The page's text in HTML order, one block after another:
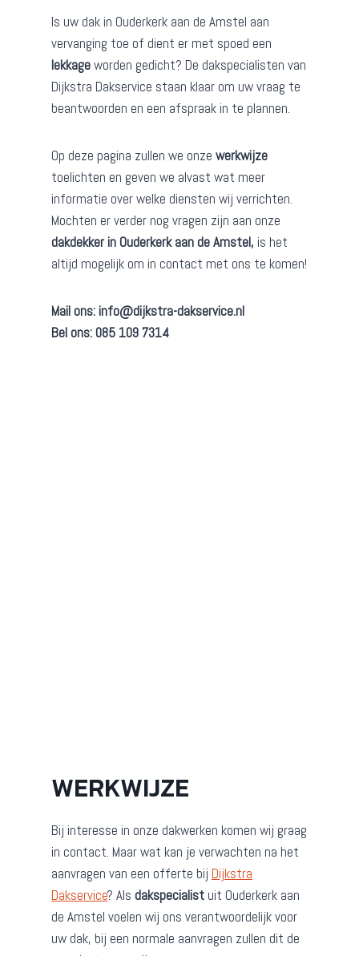
Is uw dak in Ouderkerk aan de Amstel aan
vervanging toe of dient er met spoed een
lekkageworden gedicht? De dakspecialisten van
Dijkstra Dakservice staan klaar om uw vraag te
beantwoorden en een afspraak in te plannen.
Op deze pagina zullen we onze werkwijze
toelichten en geven we alvast wat meer
informatie over welke diensten wij verrichten.
Mochten er verder nog vragen zijn aan onze
dakdekker in Ouderkerk aan de Amstel, is het
altijd mogelijk om in contact met ons te komen!
Mail ons: info@dijkstra-dakservice.nl
Bel ons: 085 109 7314
WERKWIJZE
Bij interesse in onze dakwerken komen wij graag
in contact. Maar wat kan je verwachten na het
aanvragen van een offerte bij Dijkstra
Dakservice? Als dakspecialist uit Ouderkerk aan
de Amstel voelen wij ons verantwoordelijk voor
uw dak, bij een normale aanvragen zullen dit de